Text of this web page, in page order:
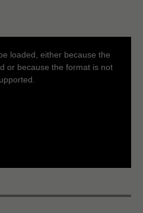
loaded, either because the
or because the format is not